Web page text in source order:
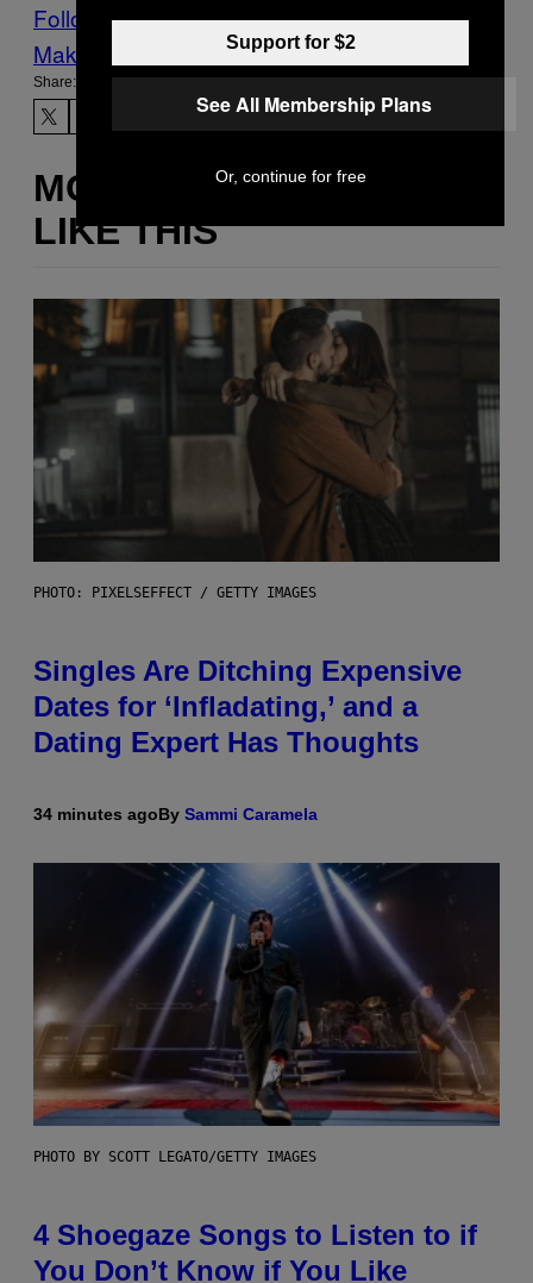
Follow Us On Discover
Make Us Preferred In Top Stories
Share:
MORE
LIKE THIS
PHOTO: PIXELSEFFECT / GETTY IMAGES
Singles Are Ditching Expensive
Dates for ‘Infladating,’ and a
Dating Expert Has Thoughts
34 minutes agoBy Sammi Caramela
PHOTO BY SCOTT LEGATO/GETTY IMAGES
4 Shoegaze Songs to Listen to if
You Don’t Know if You Like
Support for $2
See All Membership Plans
Or, continue for free